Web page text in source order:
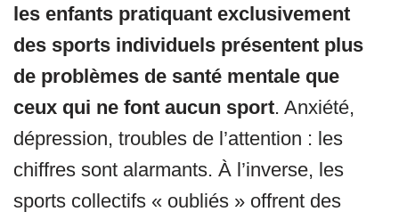
les enfants pratiquant exclusivement
des sports individuels présentent plus
de problèmes de santé mentale que
ceux qui ne font aucun sport. Anxiété,
dépression, troubles de l’attention : les
chiffres sont alarmants. À l’inverse, les
sports collectifs « oubliés » offrent des